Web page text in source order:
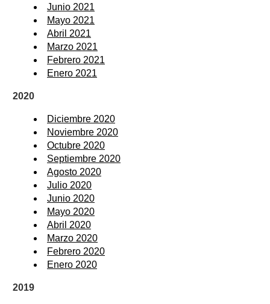
Junio 2021
Mayo 2021
Abril 2021
Marzo 2021
Febrero 2021
Enero 2021
2020
Diciembre 2020
Noviembre 2020
Octubre 2020
Septiembre 2020
Agosto 2020
Julio 2020
Junio 2020
Mayo 2020
Abril 2020
Marzo 2020
Febrero 2020
Enero 2020
2019